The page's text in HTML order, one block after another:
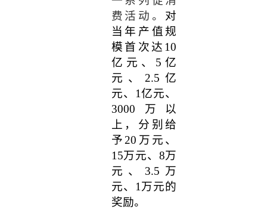
费活动。 对
当年产值规
模首次达 10
亿元、 5 亿
元、 2.5 亿
元、 1亿元、
3000 万以
上，分别给
予 20 万元、
15万元、 8万
元、 3.5 万
元、 1 万元的
奖励。